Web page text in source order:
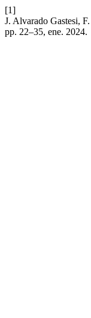
[1]
J. Alvarado Gastesi,
pp. 22–35, ene. 2024.